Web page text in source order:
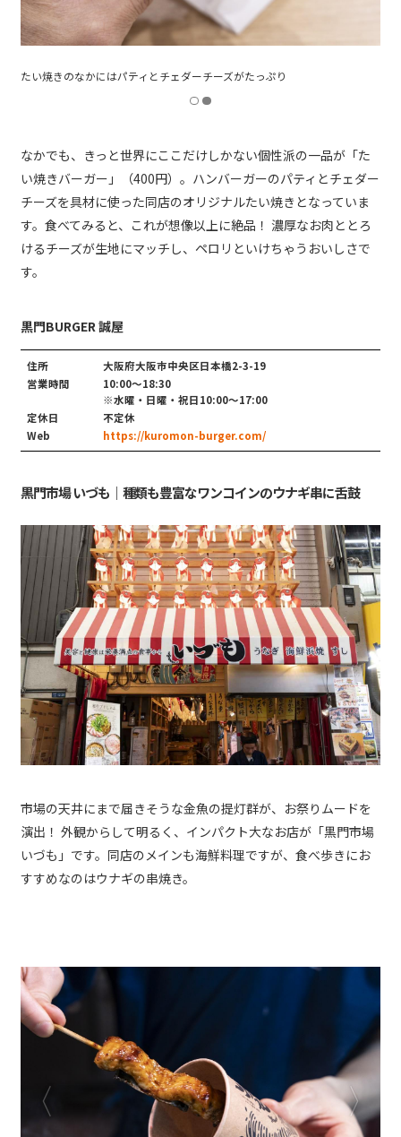
たい焼きのなかにはパティとチェダーチーズがたっぷり
なかでも、きっと世界にここだけしかない個性派の一品が「た
い焼きバーガー」（400円）。ハンバーガーのパティとチェダー
チーズを具材に使った同店のオリジナルたい焼きとなっていま
す。食べてみると、これが想像以上に絶品！ 濃厚なお肉ととろ
けるチーズが生地にマッチし、ペロリといけちゃうおいしさで
す。
黒門BURGER 誠屋
住所
大阪府大阪市中央区日本橋2-3-19
営業時間
10:00～18:30
※水曜・日曜・祝日10:00〜17:00
定休日
不定休
Web
https://kuromon-burger.com/
黒門市場 いづも｜種類も豊富なワンコインのウナギ串に舌鼓
市場の天井にまで届きそうな金魚の提灯群が、お祭りムードを
演出！ 外観からして明るく、インパクト大なお店が「黒門市場
いづも」です。同店のメインも海鮮料理ですが、食べ歩きにお
すすめなのはウナギの串焼き。